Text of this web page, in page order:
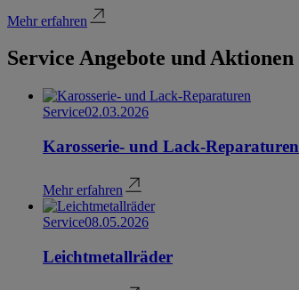
Mehr erfahren
Service Angebote und Aktionen
Service02.03.2026
Karosserie- und Lack-Reparaturen
Mehr erfahren
Service08.05.2026
Leichtmetallräder